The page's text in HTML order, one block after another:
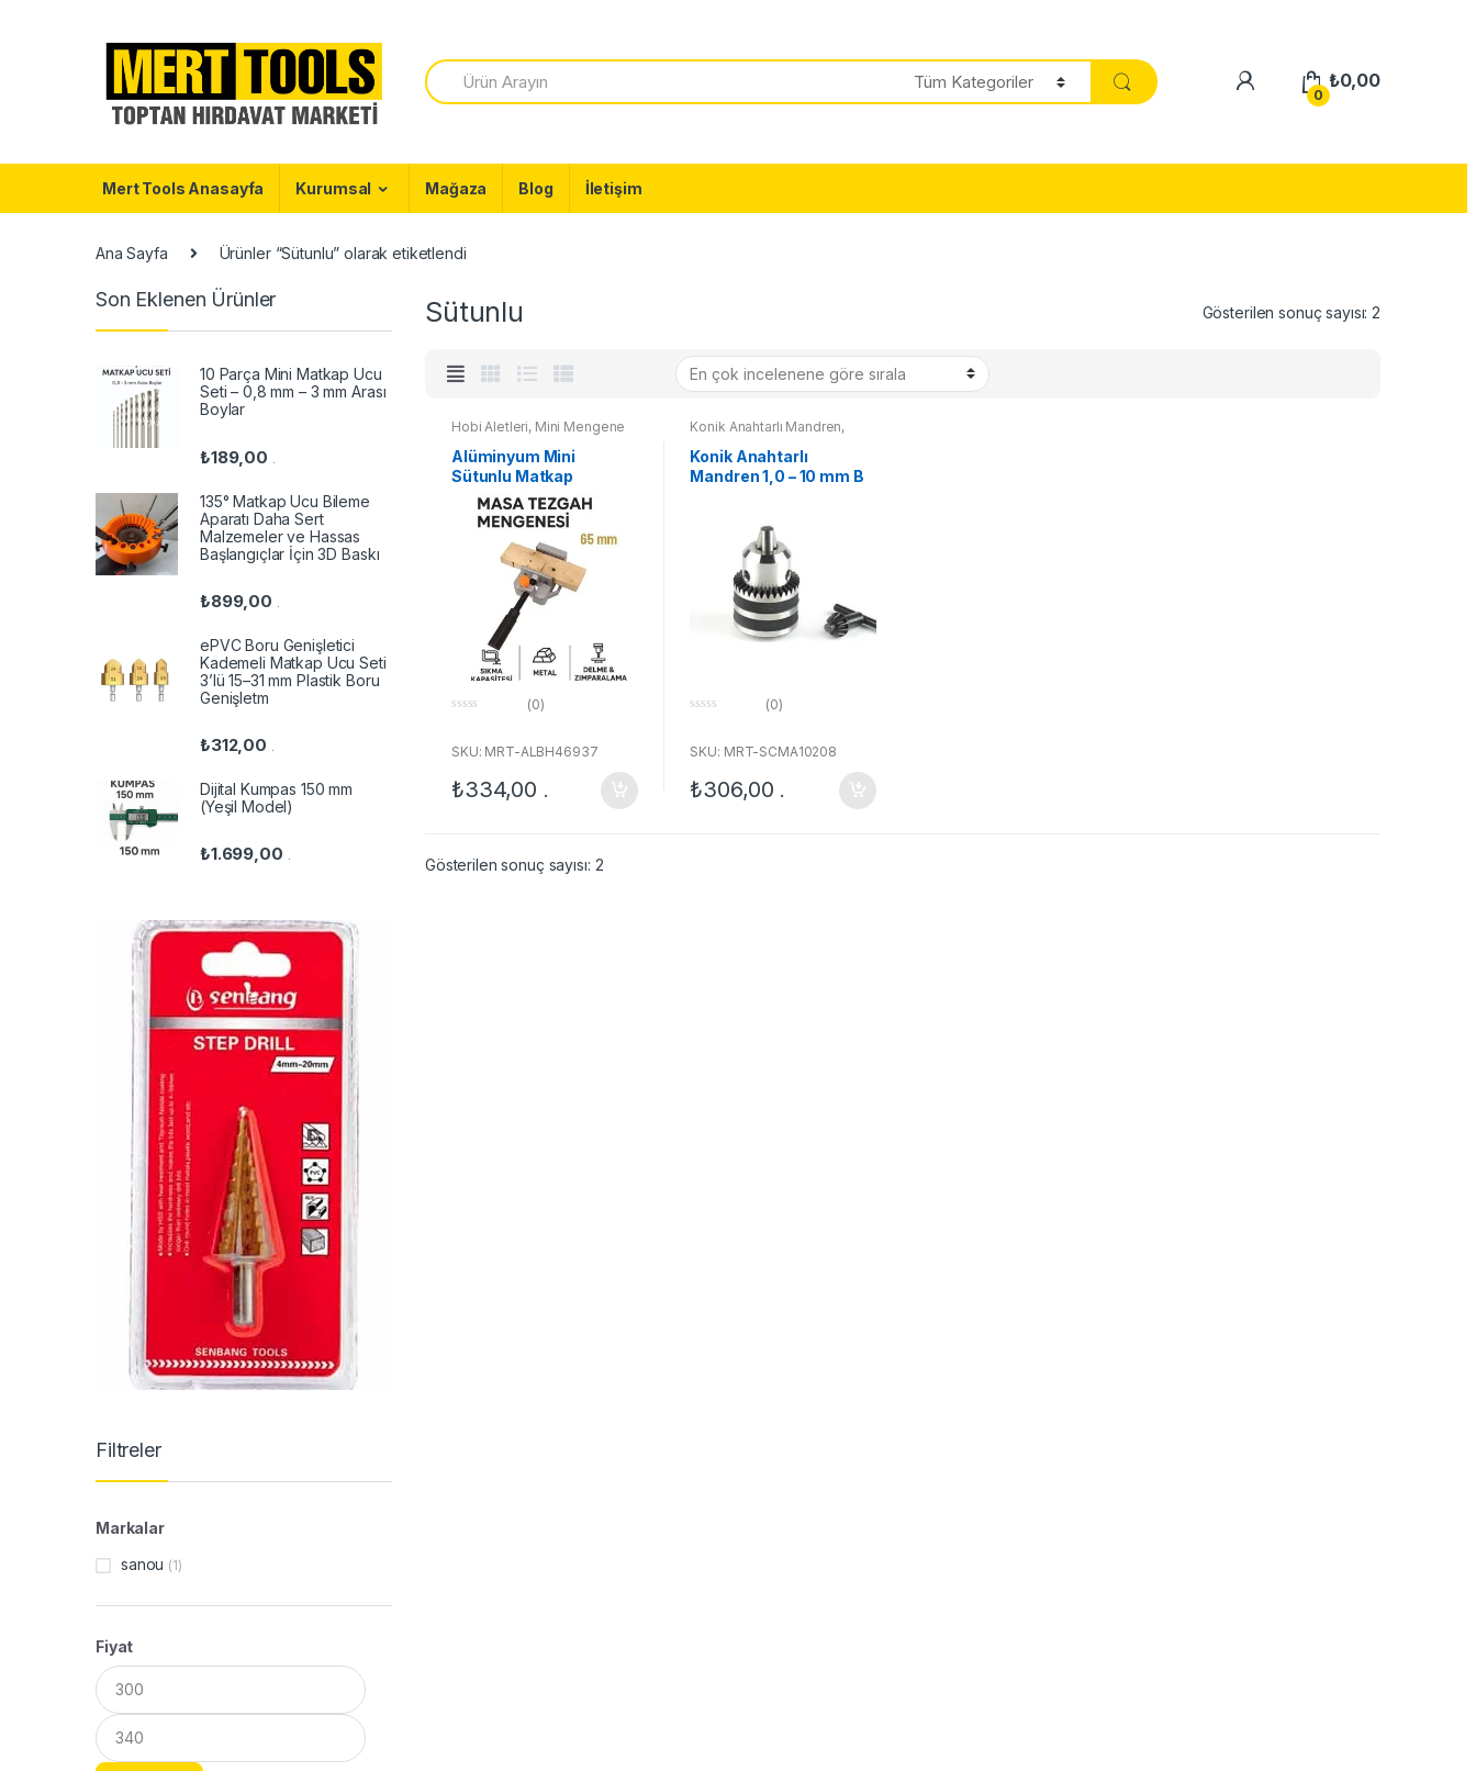
S
e
h
f
:
0
₺0,00
Mert Tools Anasayfa Kurumsal Mağaza Blog İletişim
Ana Sayfa Ürünler “Sütunlu” olarak etiketlendi
Sütunlu Gösterilen sonuç sayısı: 2
Hobi Aletleri, Mini Mengene
Alüminyum Mini
Sütunlu Matkap
Tezgahı Mengenesi
u
f
5
(0)
SKU: MRT-ALBH46937
₺334,00 .
Konik Anahtarlı Mandren,
Konik Anahtarlı
Mandren 1,0 – 10 mm B
u
f
5
(0)
SKU: MRT-SCMA10208
₺306,00 .
Gösterilen sonuç sayısı: 2
Son Eklenen Ürünler
10 Parça Mini Matkap Ucu
Seti – 0,8 mm – 3 mm Arası
Boylar
₺189,00
135° Matkap Ucu Bileme
Aparatı Daha Sert
Malzemeler ve Hassas
Başlangıçlar İçin 3D Baskı
₺899,00 .
ePVC Boru Genişletici
Kademeli Matkap Ucu Seti
3’lü 15–31 mm Plastik Boru
Genişletm
₺312,00 .
Dijital Kumpas 150 mm
(Yeşil Model)
₺1.699,00 .
Filtreler
Markalar
sanou (1)
Fiyat